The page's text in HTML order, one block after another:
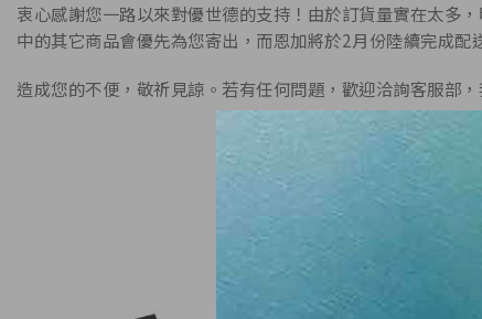
衷心感謝您一路以來對優世德的支持！由於訂貨量實在太多
中的其它商品會優先為您寄出，而恩加將於2月份陸續完成配
造成您的不便，敬祈見諒。若有任何問題，歡迎洽詢客服部